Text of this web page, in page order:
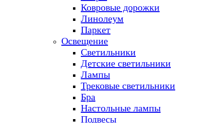
Ковровые дорожки
Линолеум
Паркет
Освещение
Светильники
Детские светильники
Лампы
Трековые светильники
Бра
Настольные лампы
Подвесы